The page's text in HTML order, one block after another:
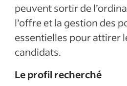
peuvent sortir de
l’offre et la gestion des
essentielles pour attirer
candidats.
Le profil recherché